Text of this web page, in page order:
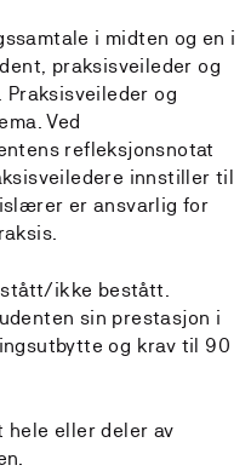
i midten og en i
praksisveileder og
og
Ved
refleksjonsnotat
innstiller til
er ansvarlig for
ikke bestått.
sin prestasjon i
og krav til 90
hele eller deler av